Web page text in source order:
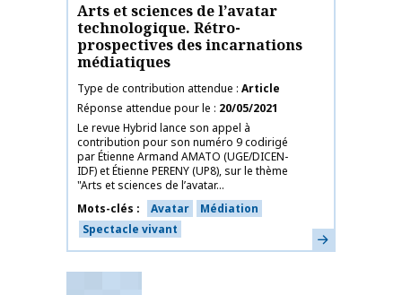
Arts et sciences de l’avatar
technologique. Rétro-
prospectives des incarnations
médiatiques
Type de contribution attendue Article
Réponse attendue pour le
20/05/2021
Le revue Hybrid lance son appel à
contribution pour son numéro 9 codirigé
par Étienne Armand AMATO (UGE/DICEN-
IDF) et Étienne PERENY (UP8), sur le thème
"Arts et sciences de l’avatar...
Mots-clés
Avatar
Médiation
Spectacle vivant
En savoir plus